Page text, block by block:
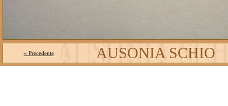
« Precedente AUSONIA SCHIO